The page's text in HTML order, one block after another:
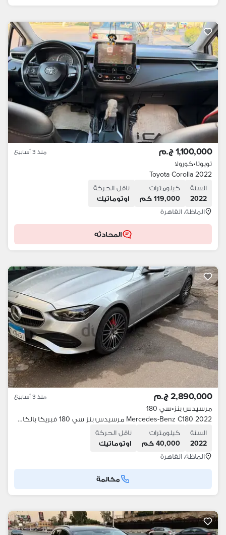
1,100,000 ج.م منذ 3 أسابيع
تويوتا•كورولا
Toyota Corolla 2022
السنة
2022
كيلومترات
119,000 كم
ناقل الحركة
اوتوماتيك
الماظة، القاهرة
المحادثه
2,890,000 ج.م منذ 3 أسابيع
مرسيدس بنز•سي 180
Mercedes-Benz C180 2022 مرسيدس بنز سي 180 فبريكا بالكامل
السنة
2022
كيلومترات
40,000 كم
ناقل الحركة
اوتوماتيك
الماظة، القاهرة
مكالمة